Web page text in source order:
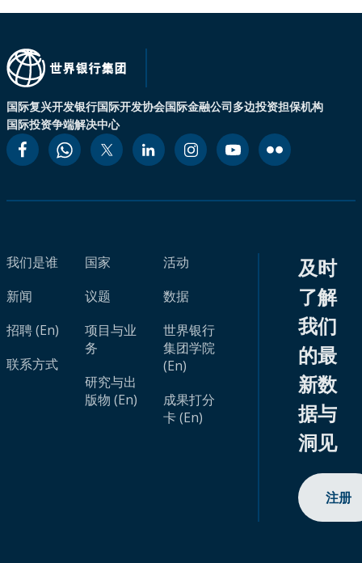
国际复兴开发银行国际开发协会国际金融公司多边投资担保机构
国际投资争端解决中心
我们是谁
新闻
招聘 (En)
联系方式
国家
议题
项目与业
务
研究与出
版物 (En)
活动
数据
世界银行
集团学院
(En)
成果打分
卡 (En)
及时
了解
我们
的最
新数
据与
洞见
注册